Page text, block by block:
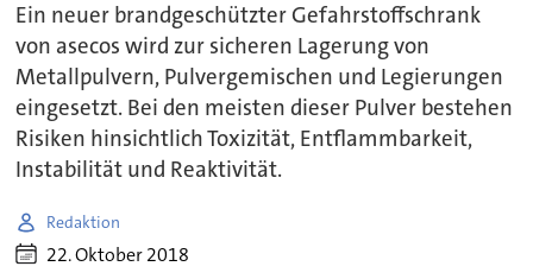
Ein neuer brandgeschützter Gefahrstoffschrank
von asecos wird zur sicheren Lagerung von
Metallpulvern, Pulvergemischen und Legierungen
eingesetzt. Bei den meisten dieser Pulver bestehen
Risiken hinsichtlich Toxizität, Entflammbarkeit,
Instabilität und Reaktivität.
Redaktion
22. Oktober 2018